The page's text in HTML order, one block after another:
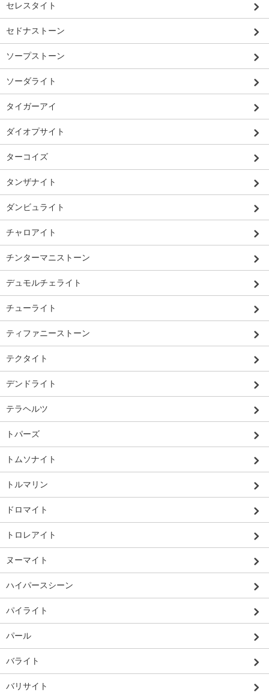
セレスタイト
セドナストーン
ソープストーン
ソーダライト
タイガーアイ
ダイオプサイト
ターコイズ
タンザナイト
ダンビュライト
チャロアイト
チンターマニストーン
デュモルチェライト
チューライト
ティファニーストーン
テクタイト
デンドライト
テラヘルツ
トパーズ
トムソナイト
トルマリン
ドロマイト
トロレアイト
ヌーマイト
ハイパースシーン
パイライト
パール
バライト
バリサイト